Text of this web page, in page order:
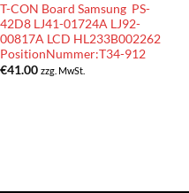
T-CON Board Samsung PS-
42D8 LJ41-01724A LJ92-
00817A LCD HL233B002262
PositionNummer:T34-912
€41.00 zzg. MwSt.